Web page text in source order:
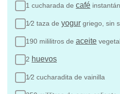
1 cucharada de café
1⁄2 taza de yogur griego, sin
190 mililitros de aceite
2 huevos
1⁄2 cucharadita de vainilla